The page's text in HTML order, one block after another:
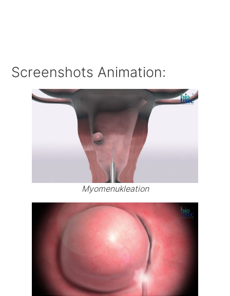
Screenshots Animation:
Myomenukleation